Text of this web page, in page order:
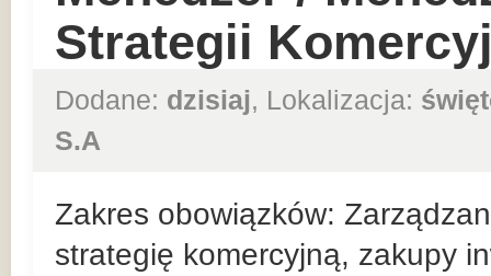
Strategii
Dodane: dzisiaj, Lokalizacja:
S.A
Zakres obowiązków:
strategię komercyjną, zakupy